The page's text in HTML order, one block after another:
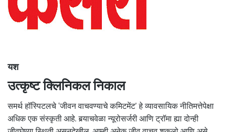
यश
उत्कृष्ट क्लिनिकल निकाल
समर्थ हॉस्पिटलचे ‘जीवन वाचवण्याचे कमिटमेंट’ हे व्यावसायिक नीतिमत्तेपेक्षा
अधिक एक संस्कृती आहे. बर्‍याचवेळा न्यूरोसर्जरी आणि ट्रॉमा ह्या दोन्ही